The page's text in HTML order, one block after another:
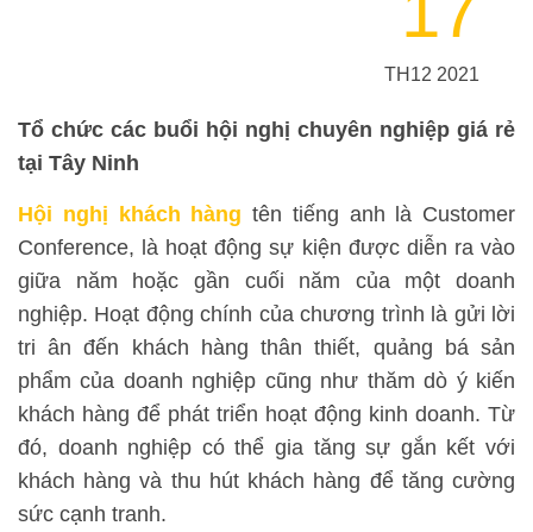
TH12 2021
Tổ chức các buổi hội nghị chuyên nghiệp giá rẻ
tại Tây Ninh
Hội nghị khách hàng tên tiếng anh là Customer
Conference, là hoạt động sự kiện được diễn ra vào
giữa năm hoặc gần cuối năm của một doanh
nghiệp. Hoạt động chính của chương trình là gửi lời
tri ân đến khách hàng thân thiết, quảng bá sản
phẩm của doanh nghiệp cũng như thăm dò ý kiến
khách hàng để phát triển hoạt động kinh doanh. Từ
đó, doanh nghiệp có thể gia tăng sự gắn kết với
khách hàng và thu hút khách hàng để tăng cường
sức cạnh tranh.